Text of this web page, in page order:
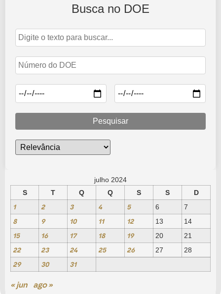
Edição de n°3358 de 17 de julho de 2024
17 de julho de 2024
Abrir Edição
Busca no DOE
Pesquisar
julho 2024
S
T Q Q S S D
1 2 3 4 5 6 7
8 9 10 11 12 13 14
15 16 17 18 19 20 21
22 23 24 25 26 27 28
29 30 31
« jun ago »